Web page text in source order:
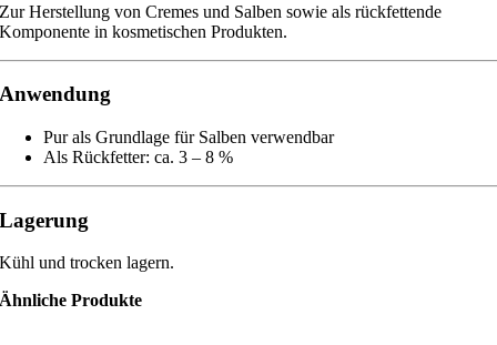
Zur Herstellung von Cremes und Salben sowie als rückfettende
Komponente in kosmetischen Produkten.
Anwendung
Pur als Grundlage für Salben verwendbar
Als Rückfetter: ca. 3 – 8 %
Lagerung
Kühl und trocken lagern.
Ähnliche Produkte